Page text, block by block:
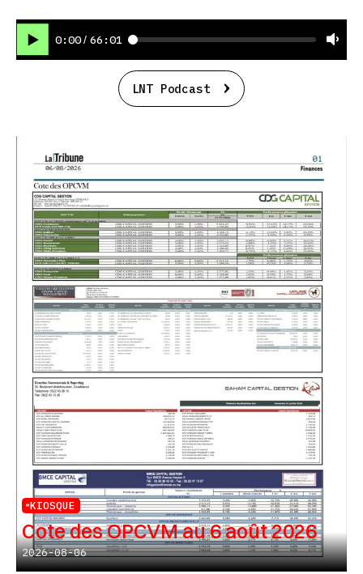
0:00 / 66:01
LNT Podcast
KIOSQUE
Cote des OPCVM au 6 août 2026
2026-08-06